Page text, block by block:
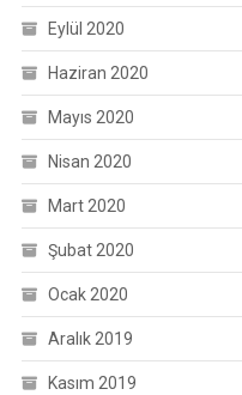
Eylül 2020
Haziran 2020
Mayıs 2020
Nisan 2020
Mart 2020
Şubat 2020
Ocak 2020
Aralık 2019
Kasım 2019